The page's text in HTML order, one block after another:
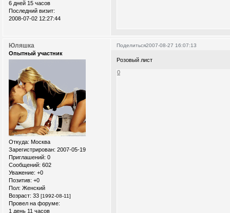
6 дней 15 часов
Последний визит:
2008-07-02 12:27:44
Поделиться2007-08-27 16:07:13
Юляшка
Опытный участник
Откуда: Москва
Зарегистрирован: 2007-05-19
Приглашений: 0
Сообщений: 602
Уважение: +0
Позитив: +0
Пол: Женский
Возраст: 33 [1992-08-11]
Провел на форуме:
1 день 11 часов
Розовый лист
0